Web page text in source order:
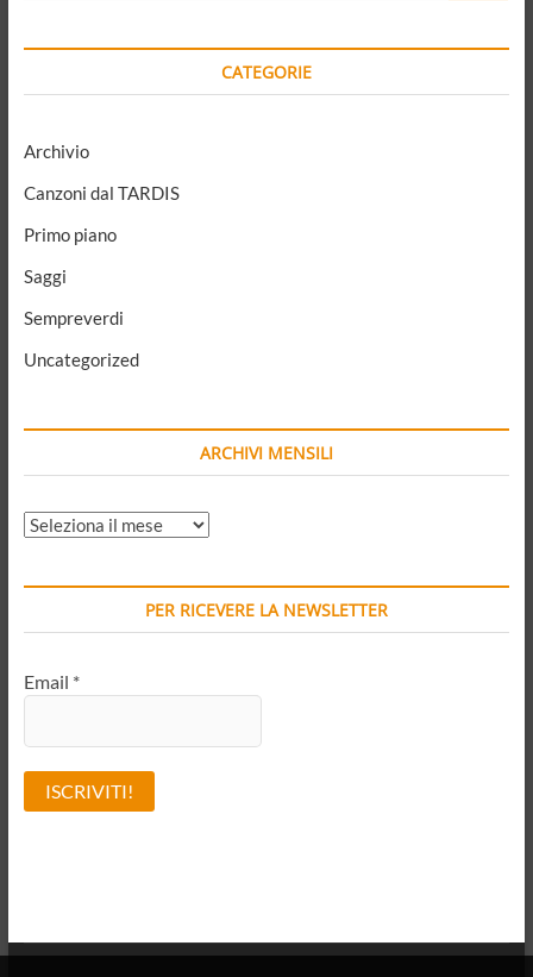
CATEGORIE
Archivio
Canzoni dal TARDIS
Primo piano
Saggi
Sempreverdi
Uncategorized
ARCHIVI MENSILI
ARCHIVI
PER RICEVERE LA NEWSLETTER
Email *
r